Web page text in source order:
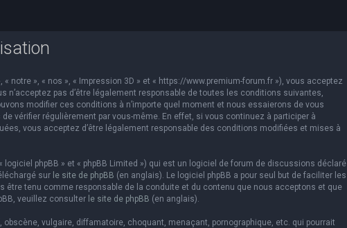
notre », « nos », « Impression 3D » et « https://www.premium-forum.fr »), vous acceptez
n’acceptez pas d’être légalement responsable de toutes les conditions suivantes,
modifier ces conditions à n’importe quel moment et nous essaierons de vous
vérifier régulièrement par vous-même. En effet, si vous continuez à participer à
vous acceptez d’être légalement responsable des conditions modifiées et mises à
logiciel phpBB » et « phpBB Limited ») qui est un logiciel de forum de discussions déclaré
sur le site de phpBB (en anglais). Le logiciel phpBB a pour seul but de faciliter les
être tenu comme responsable de la conduite et du contenu que nous acceptons et que
veuillez consulter le site de phpBB (en anglais).
vulgaire, diffamatoire, choquant, menaçant, pornographique, etc. qui pourrait